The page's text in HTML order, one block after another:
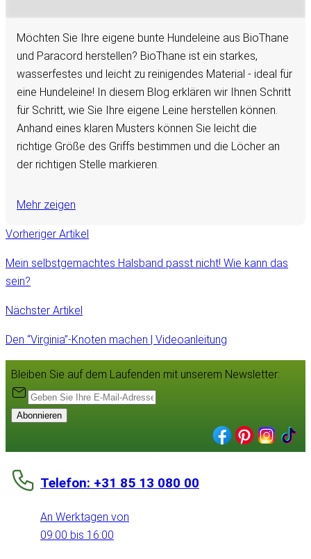
Möchten Sie Ihre eigene bunte Hundeleine aus BioThane
und Paracord herstellen? BioThane ist ein starkes,
wasserfestes und leicht zu reinigendes Material - ideal für
eine Hundeleine! In diesem Blog erklären wir Ihnen Schritt
für Schritt, wie Sie Ihre eigene Leine herstellen können.
Anhand eines klaren Musters können Sie leicht die
richtige Größe des Griffs bestimmen und die Löcher an
der richtigen Stelle markieren.
Mehr zeigen
Vorheriger Artikel
Mein selbstgemachtes Halsband passt nicht! Wie kann das
sein?
Nächster Artikel
Den “Virginia”-Knoten machen | Videoanleitung
Bleiben Sie auf dem Laufenden mit unserem Newsletter:
Abonnieren
Telefon: +31 85 13 080 00
An Werktagen von
09:00 bis 16:00